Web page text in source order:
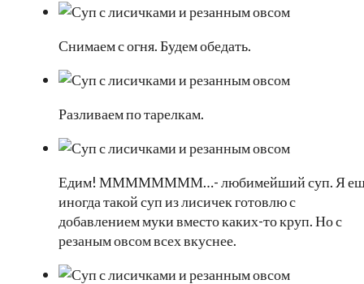
Снимаем с огня. Будем обедать.
Разливаем по тарелкам.
Едим! ММММММММ…- любимейший суп. Я
иногда такой суп из лисичек готовлю с
добавлением муки вместо каких-то круп. Но с
резаным овсом всех вкуснее.